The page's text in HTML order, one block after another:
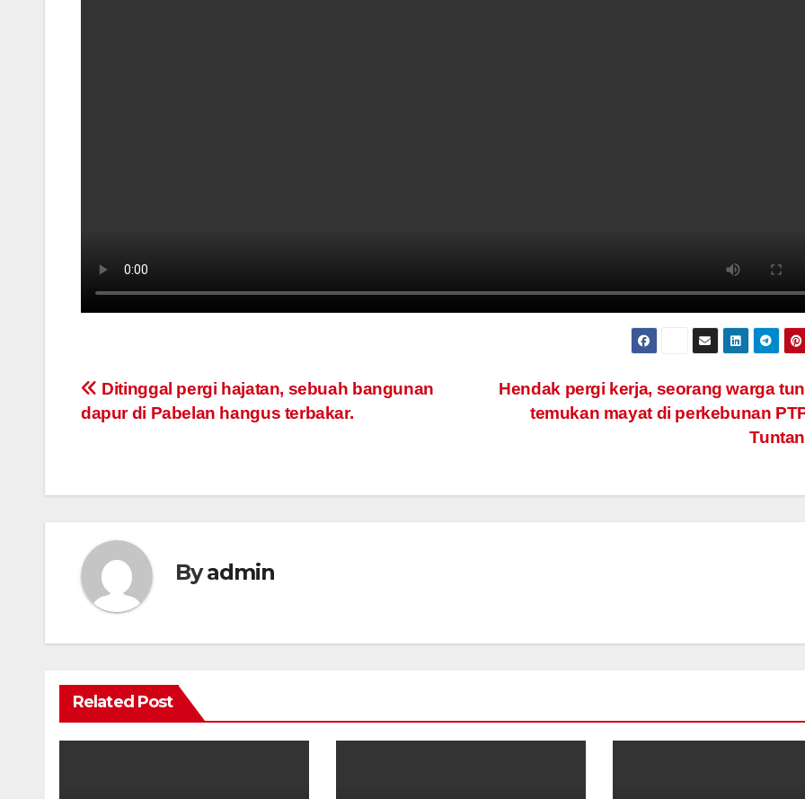
Post
navigation
Hendak pergi kerja, seorang warga
temukan mayat di perkebunan
Ditinggal pergi hajatan, sebuah bangunan
dapur di Pabelan hangus terbakar.
Byadmin
Related Post